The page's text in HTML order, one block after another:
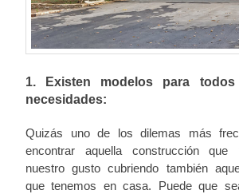
1. Existen modelos para
necesidades:
Quizás uno de los dilemas más
encontrar aquella construcción que
nuestro gusto cubriendo también
que tenemos en casa. Puede que